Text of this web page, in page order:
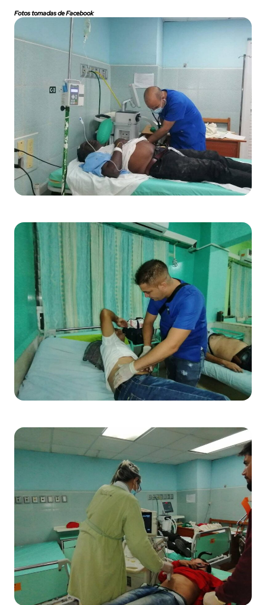
Fotos tomadas de Facebook